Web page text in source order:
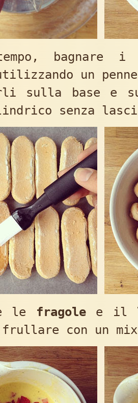
bagnare
un
sulla base e
senza
le fragolee il
con un